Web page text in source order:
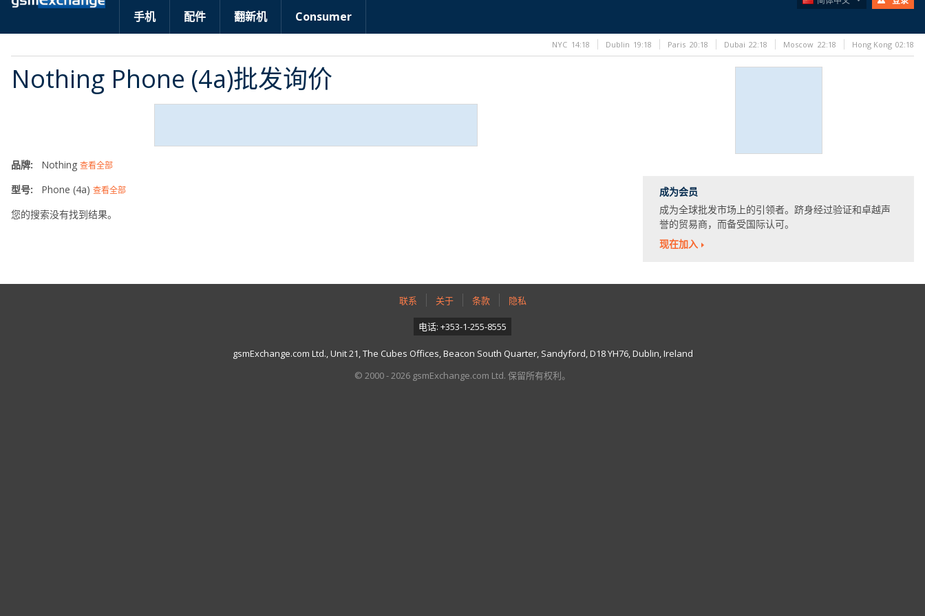
手机 配件 翻新机 Consumer
Nothing Phone (4a)批发询价
品牌: Nothing 查看全部
型号: Phone (4a) 查看全部
您的搜索没有找到结果。
成为会员
成为全球批发市场上的引领者。跻身经过验证和卓越声
誉的贸易商，而备受国际认可。
现在加入
联系 关于 条款 隐私
电话: +353-1-255-8555
gsmExchange.com Ltd., Unit 21, The Cubes Offices, Beacon South Quarter, Sandyford, D18 YH76, Dublin, Ireland
© 2000 - 2026 gsmExchange.com Ltd. 保留所有权利。
NYC 14:18 Dublin 19:18 Paris 20:18 Dubai 22:18 Moscow 22:18 Hong Kong 02:18